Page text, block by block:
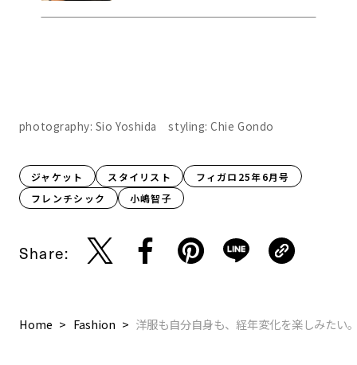
photography: Sio Yoshida styling: Chie Gondo
ジャケット スタイリスト
フィガロ25年6月号
フレンチシック
小嶋智子
Share:
Home Fashion 洋服も自分自身も、経年変化を楽しみたい